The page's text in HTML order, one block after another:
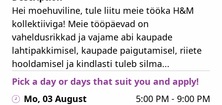
Hei moehuviline, tule liitu meie tööka H&M
kollektiiviga! Meie tööpäevad on
vaheldusrikkad ja vajame abi kaupade
lahtipakkimisel, kaupade paigutamisel, riiete
hooldamisel ja kindlasti tuleb silma...
Pick a day or days that suit you and apply!
Mo, 03 August
5:00 PM - 9:00 PM